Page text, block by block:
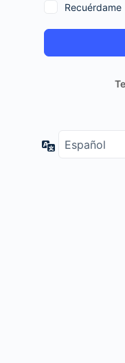
Recuérdame
Idioma